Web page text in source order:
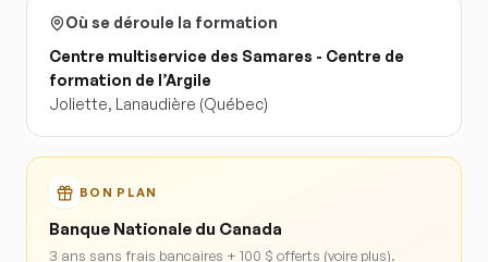
Où se déroule la formation
Centre multiservice des Samares - Centre de
formation de l’Argile
Joliette, Lanaudière (Québec)
BON PLAN
Banque Nationale du Canada
3 ans sans frais bancaires + 100 $ offerts (voire plus).